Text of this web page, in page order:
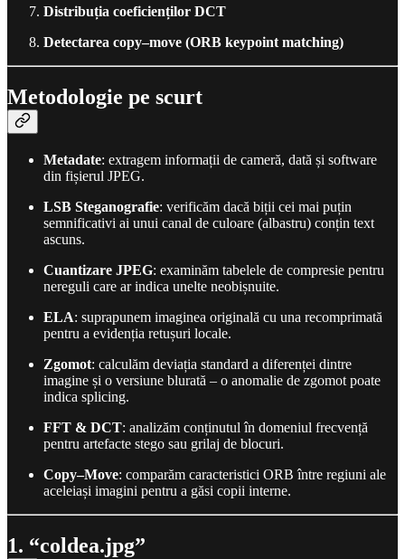
Distribuția coeficienților DCT
Detectarea copy–move (ORB keypoint matching)
Metodologie pe scurt
Metadate: extragem informații de cameră, dată și software
din fișierul JPEG.
LSB Steganografie: verificăm dacă biții cei mai puțin
semnificativi ai unui canal de culoare (albastru) conțin text
ascuns.
Cuantizare JPEG: examinăm tabelele de compresie pentru
nereguli care ar indica unelte neobișnuite.
ELA: suprapunem imaginea originală cu una recomprimată
pentru a evidenția retușuri locale.
Zgomot: calculăm deviația standard a diferenței dintre
imagine și o versiune blurată – o anomalie de zgomot poate
indica splicing.
FFT & DCT: analizăm conținutul în domeniul frecvență
pentru artefacte stego sau grilaj de blocuri.
Copy–Move: comparăm caracteristici ORB între regiuni ale
aceleiași imagini pentru a găsi copii interne.
1. “coldea.jpg”